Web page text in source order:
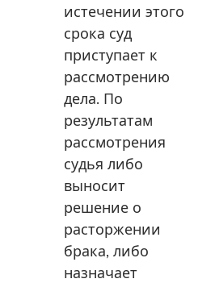
истечении этого
срока суд
приступает к
рассмотрению
дела. По
результатам
рассмотрения
судья либо
выносит
решение о
расторжении
брака, либо
назначает